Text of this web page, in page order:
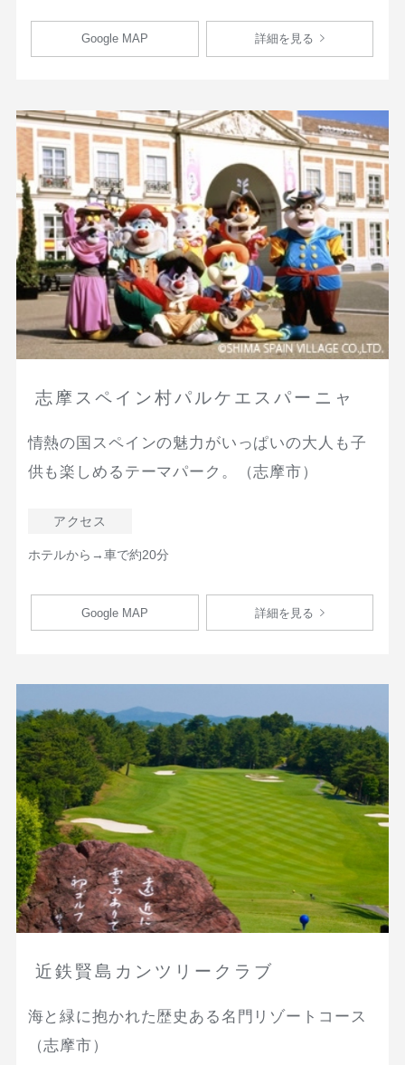
Google MAP 詳細を見る
志摩スペイン村パルケエスパーニャ
情熱の国スペインの魅力がいっぱいの大人も子
供も楽しめるテーマパーク。（志摩市）
アクセス
ホテルから→車で約20分
Google MAP 詳細を見る
近鉄賢島カンツリークラブ
海と緑に抱かれた歴史ある名門リゾートコース
（志摩市）